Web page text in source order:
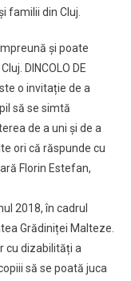
familii din Cluj.
și poate
DINCOLO DE
o invitație de a
să se simtă
de a uni și de a
ori că răspunde cu
Florin Estefan,
2018, în cadrul
Grădiniței Malteze.
cu dizabilități a
să se poată juca